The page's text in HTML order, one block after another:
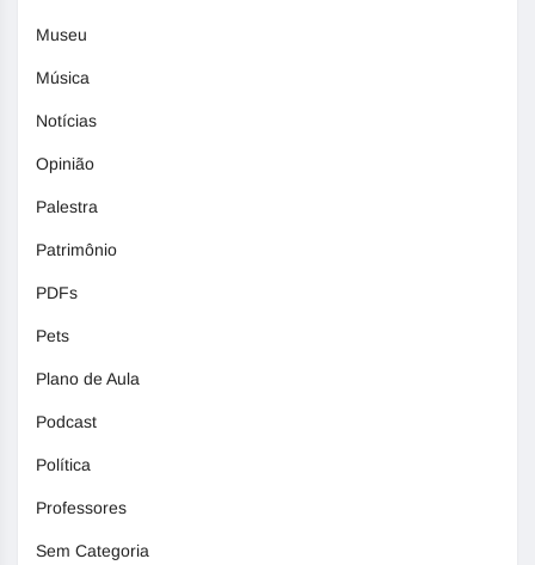
Museu
Música
Notícias
Opinião
Palestra
Patrimônio
PDFs
Pets
Plano de Aula
Podcast
Política
Professores
Sem Categoria